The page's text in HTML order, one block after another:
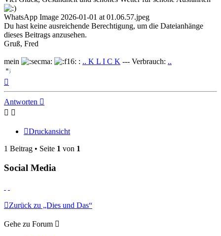
WhatsApp Image 2026-01-01 at 01.06.57.jpeg
Du hast keine ausreichende Berechtigung, um die Dateianhänge
dieses Beitrags anzusehen.
Gruß, Fred
mein : .. K L I C K --- Verbrauch: ..
Antworten
Druckansicht
1 Beitrag • Seite 1 von 1
Social Media
Zurück zu „Dies und Das“
Gehe zu Forum